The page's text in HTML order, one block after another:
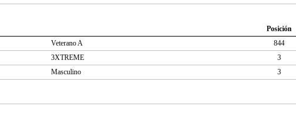
Posición
Veterano A 844
3XTREME 3
Masculino 3